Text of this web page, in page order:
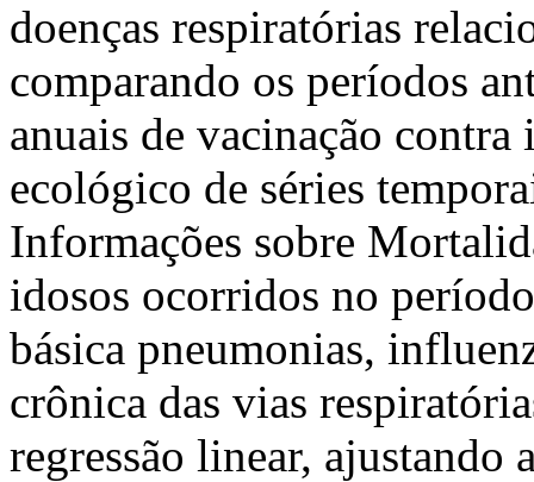
doenças respiratórias
comparando os períodos
anuais de vacinação
ecológico de séries
Informações sobre
idosos ocorridos no
básica pneumonias,
crônica das vias
regressão linear, ajustando